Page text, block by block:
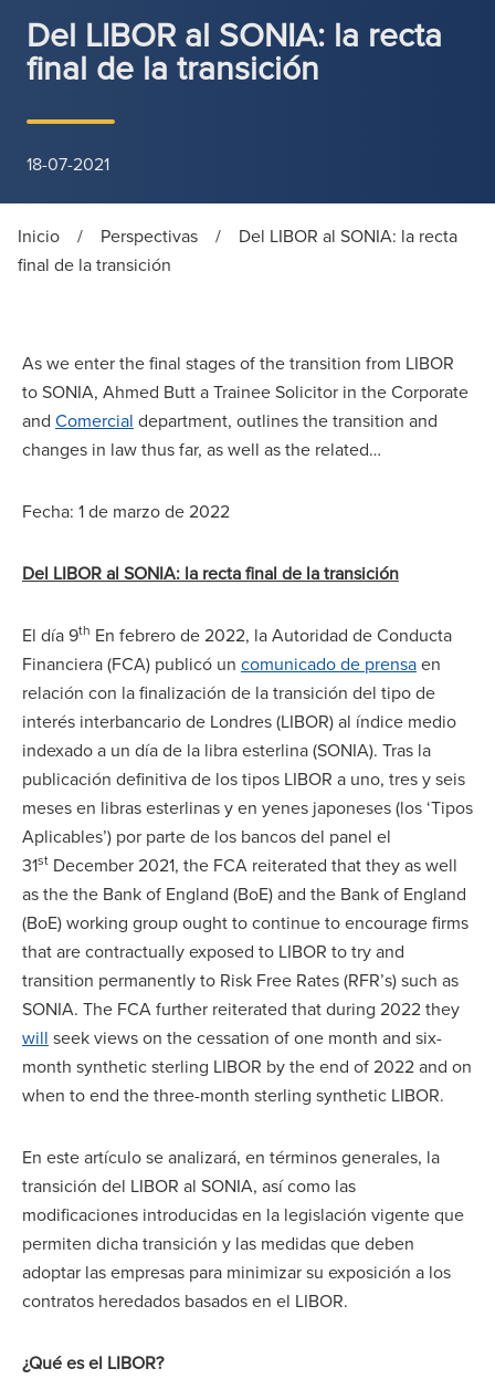
Del LIBOR al SONIA: la recta
final de la transición
18-07-2021
Inicio / Perspectivas /
Del LIBOR al SONIA: la recta
final de la transición
As we enter the final stages of the transition from LIBOR
to SONIA, Ahmed Butt a Trainee Solicitor in the Corporate
and Comercial department, outlines the transition and
changes in law thus far, as well as the related…
Fecha: 1 de marzo de 2022
Del LIBOR al SONIA: la recta final de la transición
El día 9th En febrero de 2022, la Autoridad de Conducta
Financiera (FCA) publicó un comunicado de prensaen
relación con la finalización de la transición del tipo de
interés interbancario de Londres (LIBOR) al índice medio
indexado a un día de la libra esterlina (SONIA). Tras la
publicación definitiva de los tipos LIBOR a uno, tres y seis
meses en libras esterlinas y en yenes japoneses (los ‘Tipos
Aplicables’) por parte de los bancos del panel el
31st December 2021, the FCA reiterated that they as well
as the the Bank of England (BoE) and the Bank of England
(BoE) working group ought to continue to encourage firms
that are contractually exposed to LIBOR to try and
transition permanently to Risk Free Rates (RFR’s) such as
SONIA. The FCA further reiterated that during 2022 they
will seek views on the cessation of one month and six-
month synthetic sterling LIBOR by the end of 2022 and on
when to end the three-month sterling synthetic LIBOR.
En este artículo se analizará, en términos generales, la
transición del LIBOR al SONIA, así como las
modificaciones introducidas en la legislación vigente que
permiten dicha transición y las medidas que deben
adoptar las empresas para minimizar su exposición a los
contratos heredados basados en el LIBOR.
¿Qué es el LIBOR?